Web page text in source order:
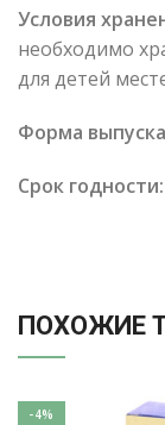
Условия
необходимо
для детей
Форма
Срок годности:
ПОХОЖИЕ
-4%